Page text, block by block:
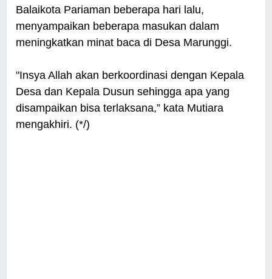
Balaikota Pariaman beberapa hari lalu,
menyampaikan beberapa masukan dalam
meningkatkan minat baca di Desa Marunggi.
"Insya Allah akan berkoordinasi dengan Kepala
Desa dan Kepala Dusun sehingga apa yang
disampaikan bisa terlaksana,” kata Mutiara
mengakhiri. (*/)